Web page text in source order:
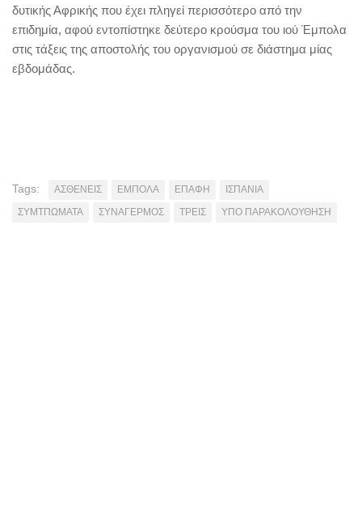
δυτικής Αφρικής που έχει πληγεί περισσότερο από την
επιδημία, αφού εντοπίστηκε δεύτερο κρούσμα του ιού Έμπολα
στις τάξεις της αποστολής του οργανισμού σε διάστημα μίας
εβδομάδας.
Tags: ΑΣΘΕΝΕΙΣ ΕΜΠΟΛΑ ΕΠΑΦΗ
ΙΣΠΑΝΙΑ
ΣΥΜΤΠΩΜΑΤΑ
ΣΥΝΑΓΕΡΜΟΣ ΤΡΕΙΣ ΥΠΟ ΠΑΡΑΚΟΛΟΥΘΗΣΗ